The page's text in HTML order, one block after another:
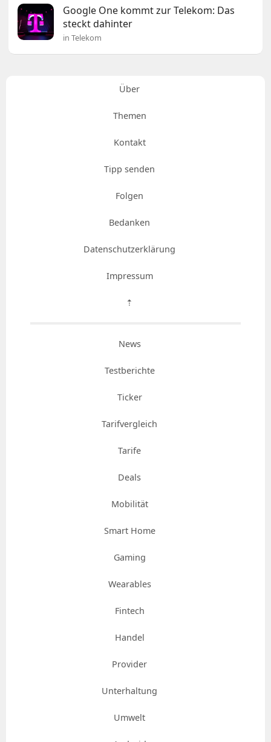
Google One kommt zur Telekom: Das
steckt dahinter
in Telekom
Über
Themen
Kontakt
Tipp senden
Folgen
Bedanken
Datenschutzerklärung
Impressum
⇡
News
Testberichte
Ticker
Tarifvergleich
Tarife
Deals
Mobilität
Smart Home
Gaming
Wearables
Fintech
Handel
Provider
Unterhaltung
Umwelt